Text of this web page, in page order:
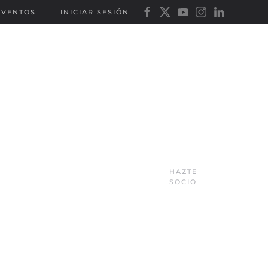
INICIAR SESIÓN
HAZTE
SOCIO